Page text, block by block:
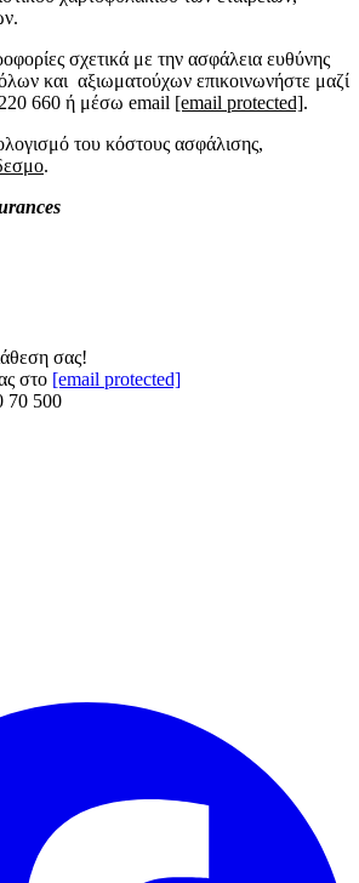
σχετικά με την ασφάλεια ευθύνης
και αξιωματούχων επικοινωνήστε μαζί
660 ή μέσω email [email protected].
του κόστους ασφάλισης,
.
σας!
στο [email protected]
70 500